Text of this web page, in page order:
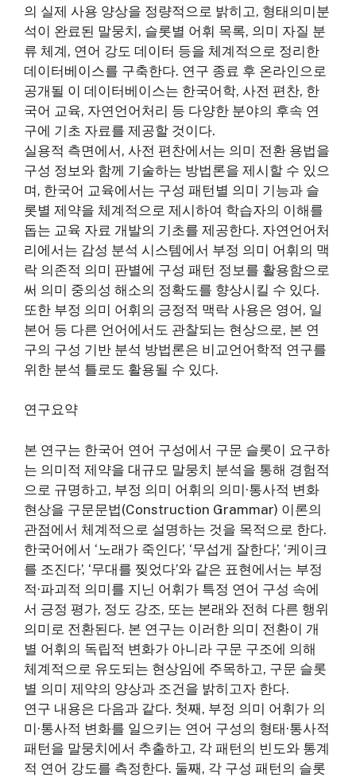
의 실제 사용 양상을 정량적으로 밝히고, 형태의미분
석이 완료된 말뭉치, 슬롯별 어휘 목록, 의미 자질 분
류 체계, 연어 강도 데이터 등을 체계적으로 정리한
데이터베이스를 구축한다. 연구 종료 후 온라인으로
공개될 이 데이터베이스는 한국어학, 사전 편찬, 한
국어 교육, 자연언어처리 등 다양한 분야의 후속 연
구에 기초 자료를 제공할 것이다.
실용적 측면에서, 사전 편찬에서는 의미 전환 용법을
구성 정보와 함께 기술하는 방법론을 제시할 수 있으
며, 한국어 교육에서는 구성 패턴별 의미 기능과 슬
롯별 제약을 체계적으로 제시하여 학습자의 이해를
돕는 교육 자료 개발의 기초를 제공한다. 자연언어처
리에서는 감성 분석 시스템에서 부정 의미 어휘의 맥
락 의존적 의미 판별에 구성 패턴 정보를 활용함으로
써 의미 중의성 해소의 정확도를 향상시킬 수 있다.
또한 부정 의미 어휘의 긍정적 맥락 사용은 영어, 일
본어 등 다른 언어에서도 관찰되는 현상으로, 본 연
구의 구성 기반 분석 방법론은 비교언어학적 연구를
위한 분석 틀로도 활용될 수 있다.
연구요약
본 연구는 한국어 연어 구성에서 구문 슬롯이 요구하
는 의미적 제약을 대규모 말뭉치 분석을 통해 경험적
으로 규명하고, 부정 의미 어휘의 의미·통사적 변화
현상을 구문문법(Construction Grammar) 이론의
관점에서 체계적으로 설명하는 것을 목적으로 한다.
한국어에서 ‘노래가 죽인다’, ‘무섭게 잘한다’, ‘케이크
를 조진다’, ‘무대를 찢었다’와 같은 표현에서는 부정
적·파괴적 의미를 지닌 어휘가 특정 연어 구성 속에
서 긍정 평가, 정도 강조, 또는 본래와 전혀 다른 행위
의미로 전환된다. 본 연구는 이러한 의미 전환이 개
별 어휘의 독립적 변화가 아니라 구문 구조에 의해
체계적으로 유도되는 현상임에 주목하고, 구문 슬롯
별 의미 제약의 양상과 조건을 밝히고자 한다.
연구 내용은 다음과 같다. 첫째, 부정 의미 어휘가 의
미·통사적 변화를 일으키는 연어 구성의 형태·통사적
패턴을 말뭉치에서 추출하고, 각 패턴의 빈도와 통계
적 연어 강도를 측정한다. 둘째, 각 구성 패턴의 슬롯